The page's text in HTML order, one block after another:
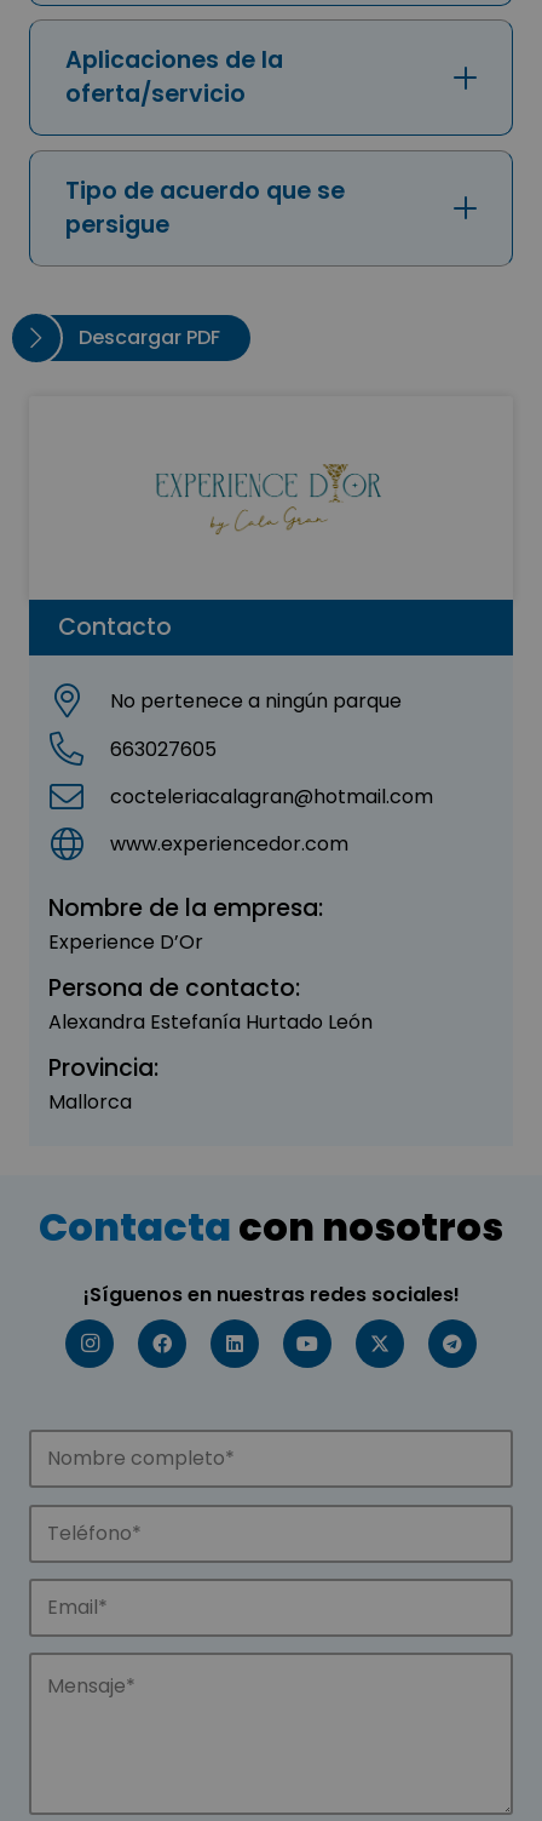
Contacto
No pertenece a ningún parque
663027605
cocteleriacalagran@hotmail.com
www.experiencedor.com
Nombre de la empresa:
Experience D’Or
Persona de contacto:
Alexandra Estefanía Hurtado León
Provincia:
Mallorca
Aplicaciones de la
oferta/servicio
Tipo de acuerdo que se
persigue
Descargar PDF
Contactacon nosotros
¡Síguenos en nuestras redes sociales!